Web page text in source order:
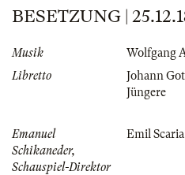
BESETZUNG |
Musik
Wolfgang
Libretto
Johann
Jüngere
Emanuel
Schikaneder,
Schauspiel-Direktor
Emil Scaria